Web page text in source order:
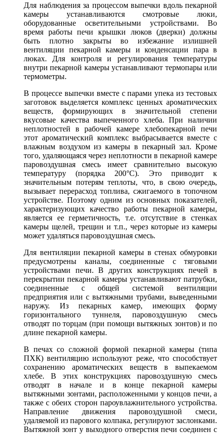
Для наблюдения за процессом выпечки вдоль пекарной
камеры устанавливаются смотровые люки,
оборудованные осветительными устройствами. Во
время работы печи крышки люков (дверки) должны
быть плотно закрыты во избежание излишней
вентиляции пекарной камеры и конденсации пара в
люках. Для контроля и регулирования температуры
внутри пекарной камеры устанавливают термопары или
термометры.
В процессе выпечки вместе с парами упека из тестовых
заготовок выделяется комплекс ценных ароматических
веществ, формирующих в значительной степени
вкусовые качества выпеченного хлеба. При наличии
неплотностей в рабочей камере хлебопекарной печи
этот ароматический комплекс выбрасывается вместе с
влажным воздухом из камеры в пекарный зал. Кроме
того, удаляющаяся через неплотности в пекарной камере
паровоздушная смесь имеет сравнительно высокую
температуру (порядка 200°С). Это приводит к
значительным потерям теплоты, что, в свою очередь,
вызывает перерасход топлива, сжигаемого в топочном
устройстве. Поэтому одним из основных показателей,
характеризующих качество работы пекарной камеры,
является ее герметич­ность, т.е. отсутствие в стенках
камеры щелей, трещин и т.п., через которые из камеры
может удаляться паровоздушная смесь.
Для вентиляции пекарной камеры в стенах обмуровки
предусмотрены каналы, соединенные с тяговыми
устройствами печи. В других конструкциях печей в
перекрытии пекарной камеры устанавливают патрубки,
соединенные с общей системой вентиляции
предприятия или с вытяжными трубами, выведенными
наружу. Из пекарных камер, имеющих форму
горизонтального туннеля, паровоздушную смесь
отводят по торцам (при помощи вытяжных зонтов) и по
длине пекарной камеры.
В печах со сложной формой пекарной камеры (типа
ПХК) вентиляцию используют реже, что способствует
сохранению ароматических веществ в выпекаемом
хлебе. В этих конструкциях паровоздушную смесь
отводят в начале и в конце пекарной камеры
вытяжными зонтами, расположенными у концов печи, а
также с обеих сторон пароувлажнительного устройства.
Направление движения паровоздушной смеси,
удаляемой из парового колпака, регулируют заслонками.
Вытяжной зонт у выходного отверстия печи соединен с